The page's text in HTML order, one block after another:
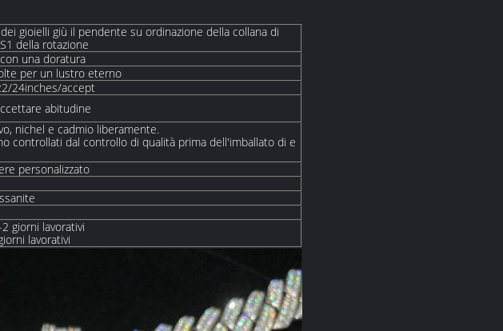
gioielli giù il pendente su ordinazione della collana di
della rotazione
una doratura
per un lustro eterno
24inches/accept
abitudine
nichel e cadmio liberamente.
controllati dal controllo di qualità prima dell'imballato di e
personalizzato
giorni lavorativi
lavorativi